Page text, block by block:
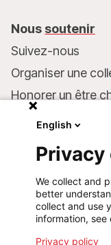
Nous soutenir
Suivez-nous
Organiser une
Honorer un être
Faire un don
Coordonnées
LU75 1111 0000
Comportement
English
We collect and
better
collect and use
information,
Privacy policy